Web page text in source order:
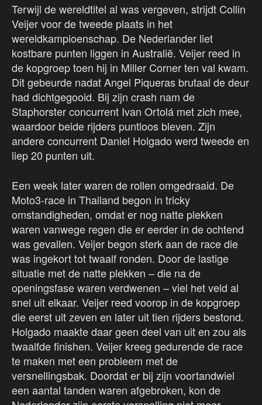
Terwijl de wereldtitel al was vergeven, strijdt Collin
Veijer voor de tweede plaats in het
wereldkampioenschap. De Nederlander liet
kostbare punten liggen in Australië. Veijer reed in
de kopgroep toen hij in Miller Corner ten val kwam.
Dit gebeurde nadat Angel Piqueras brutaal de deur
had dichtgegooid. Bij zijn crash nam de
Staphorster concurrent Ivan Ortolá met zich mee,
waardoor beide rijders puntloos bleven. Zijn
andere concurrent Daniel Holgado werd tweede en
liep 20 punten uit.
Een week later waren de rollen omgedraaid. De
Moto3-race in Thailand begon in tricky
omstandigheden, omdat er nog natte plekken
waren vanwege regen die er eerder in de ochtend
was gevallen. Veijer begon sterk aan de race die
was ingekort tot twaalf ronden. Door de lastige
situatie met de natte plekken – die na de
openingsfase waren verdwenen – viel het veld al
snel uit elkaar. Veijer reed voorop in de kopgroep
die eerst uit zeven en later uit tien rijders bestond.
Holgado maakte daar geen deel van uit en zou als
twaalfde finishen. Veijer kreeg gedurende de race
te maken met een probleem met de
versnellingsbak. Doordat er bij zijn voortandwiel
een aantal tanden waren afgebroken, kon de